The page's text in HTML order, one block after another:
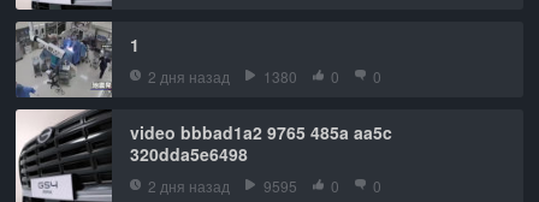
1
2 дня назад 1380 0 0
video bbbad1a2 9765 485a aa5c
320dda5e6498
2 дня назад 9595 0 0